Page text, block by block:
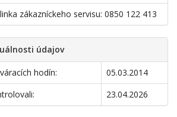
zákazníckeho servisu: 0850 122 413
údajov
hodín:
05.03.2014
23.04.2026